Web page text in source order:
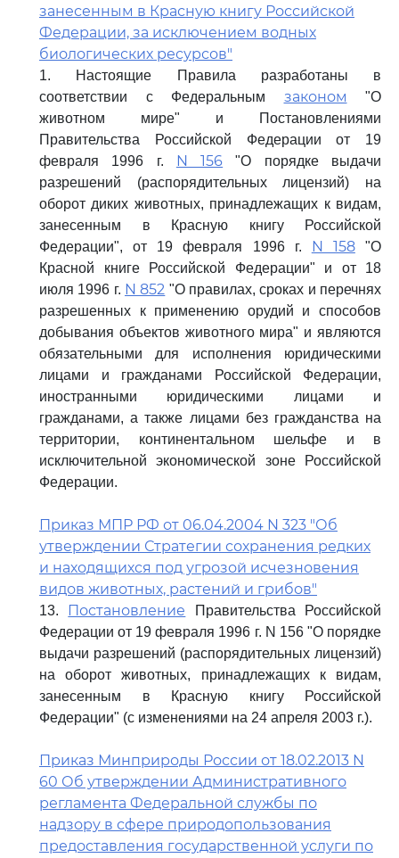
занесенным в Красную книгу Российской
Федерации, за исключением водных
биологических ресурсов"
1. Настоящие Правила разработаны в
соответствии с Федеральным законом "О
животном мире" и Постановлениями
Правительства Российской Федерации от 19
февраля 1996 г. N 156 "О порядке выдачи
разрешений (распорядительных лицензий) на
оборот диких животных, принадлежащих к видам,
занесенным в Красную книгу Российской
Федерации", от 19 февраля 1996 г. N 158"О
Красной книге Российской Федерации" и от 18
июля 1996 г. N 852 "О правилах, сроках и перечнях
разрешенных к применению орудий и способов
добывания объектов животного мира" и являются
обязательными для исполнения юридическими
лицами и гражданами Российской Федерации,
иностранными юридическими лицами и
гражданами, а также лицами без гражданства на
территории, континентальном шельфе и в
исключительной экономической зоне Российской
Федерации.
Приказ МПР РФ от 06.04.2004 N 323 "Об
утверждении Стратегии сохранения редких
и находящихся под угрозой исчезновения
видов животных, растений и грибов"
13. Постановление Правительства Российской
Федерации от 19 февраля 1996 г. N 156 "О порядке
выдачи разрешений (распорядительных лицензий)
на оборот животных, принадлежащих к видам,
занесенным в Красную книгу Российской
Федерации" (с изменениями на 24 апреля 2003 г.).
Приказ Минприроды России от 18.02.2013 N
60 Об утверждении Административного
регламента Федеральной службы по
надзору в сфере природопользования
предоставления государственной услуги по